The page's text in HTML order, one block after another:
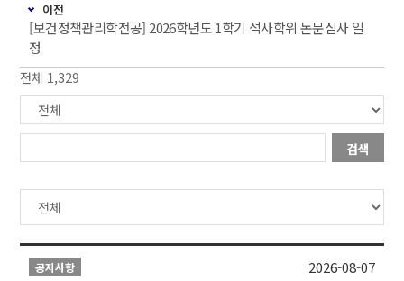
이전
[보건정책관리학전공] 2026학년도 1학기 석사학위 논문심사 일
정
전체 1,329
검색
공지사항 2026-08-07